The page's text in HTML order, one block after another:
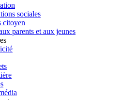
sociales
citoyen
parents et aux jeunes